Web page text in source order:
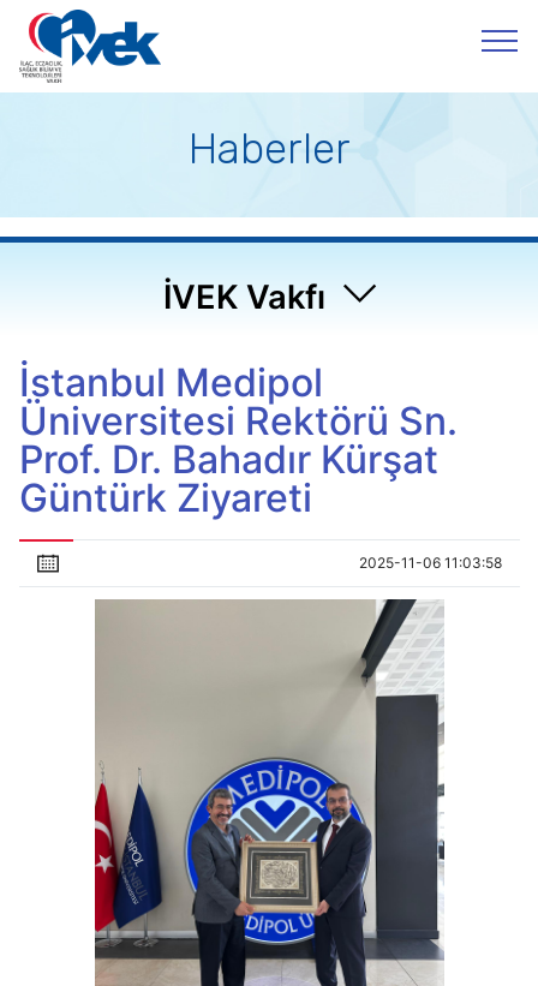
Haberler
İVEK Vakfı
İstanbul Medipol
Üniversitesi Rektörü Sn.
Prof. Dr. Bahadır Kürşat
Güntürk Ziyareti
2025-11-06 11:03:58